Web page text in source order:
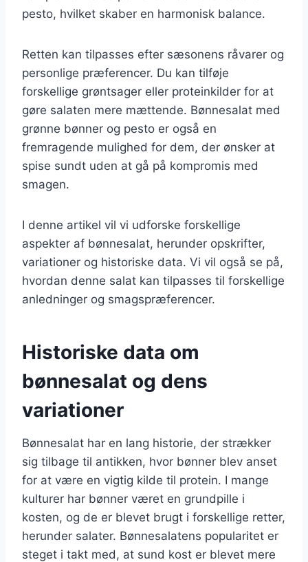
pesto, hvilket skaber en harmonisk balance.
Retten kan tilpasses efter sæsonens råvarer og
personlige præferencer. Du kan tilføje
forskellige grøntsager eller proteinkilder for at
gøre salaten mere mættende. Bønnesalat med
grønne bønner og pesto er også en
fremragende mulighed for dem, der ønsker at
spise sundt uden at gå på kompromis med
smagen.
I denne artikel vil vi udforske forskellige
aspekter af bønnesalat, herunder opskrifter,
variationer og historiske data. Vi vil også se på,
hvordan denne salat kan tilpasses til forskellige
anledninger og smagspræferencer.
Historiske data om
bønnesalat og dens
variationer
Bønnesalat har en lang historie, der strækker
sig tilbage til antikken, hvor bønner blev anset
for at være en vigtig kilde til protein. I mange
kulturer har bønner været en grundpille i
kosten, og de er blevet brugt i forskellige retter,
herunder salater. Bønnesalatens popularitet er
steget i takt med, at sund kost er blevet mere